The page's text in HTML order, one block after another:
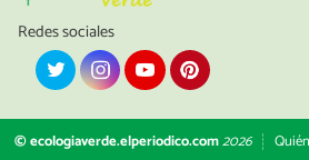
Redes sociales
© ecologiaverde.elperiodico.com2026